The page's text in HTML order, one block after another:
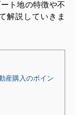
ト地の特徴や不
解説していきま
産購入のポイン